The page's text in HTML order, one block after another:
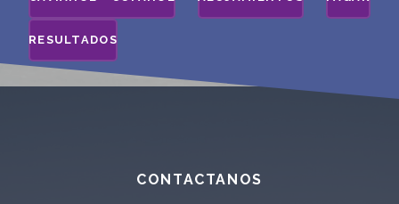
RESULTADOS
CONTACTANOS